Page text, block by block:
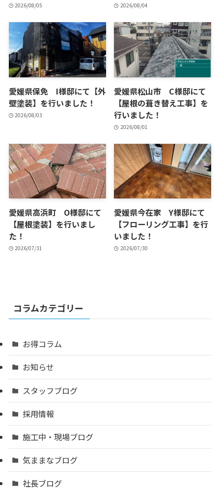
2026/08/05 2026/08/04
愛媛県保免 I様邸にて【外
壁塗装】を行いました！
2026/08/03
愛媛県松山市 C様邸にて
【屋根の葺き替え工事】を
行いました！
2026/08/01
愛媛県高浜町 O様邸にて
【屋根塗装】を行いまし
た！
2026/07/31
愛媛県今在家 Y様邸にて
【フローリング工事】を行
いました！
2026/07/30
コラムカテゴリー
お得コラム
お知らせ
スタッフブログ
採用情報
施工中・現場ブログ
気ままなブログ
社長ブログ